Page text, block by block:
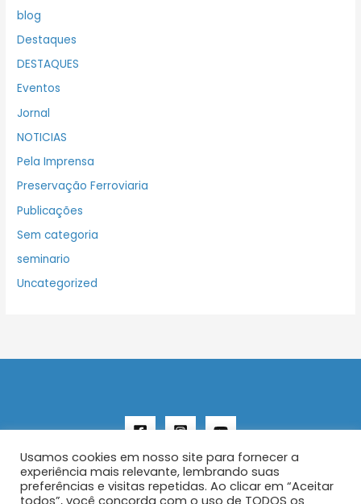
blog
Destaques
DESTAQUES
Eventos
Jornal
NOTICIAS
Pela Imprensa
Preservação Ferroviaria
Publicações
Sem categoria
seminario
Uncategorized
Usamos cookies em nosso site para fornecer a
experiência mais relevante, lembrando suas
preferências e visitas repetidas. Ao clicar em “Aceitar
todos”, você concorda com o uso de TODOS os